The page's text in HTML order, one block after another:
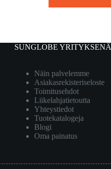
SUNGLOBE YRITYKSENÄ
Näin palvelemme
Asiakasrekisteriseloste
Toimitusehdot
Liikelahjatietoutta
Yhteystiedot
Tuotekatalogeja
Blogi
Oma painatus